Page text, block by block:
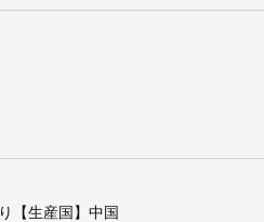
【生産国】中国
・ネルソン/Bub
ジョージ・